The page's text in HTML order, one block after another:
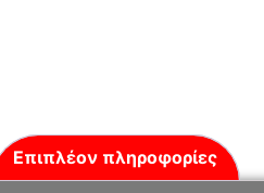
Επιπλέον πληροφορίες